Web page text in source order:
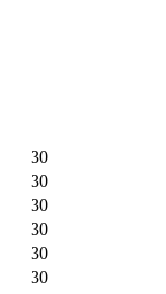
30
30
30
30
30
30